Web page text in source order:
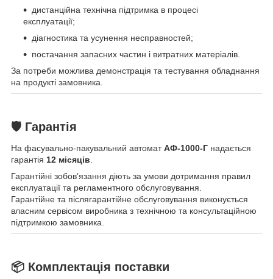
дистанційна технічна підтримка в процесі
експлуатації;
діагностика та усунення несправностей;
постачання запасних частин і витратних матеріалів.
За потреби можлива демонстрація та тестування обладнання
на продукті замовника.
🛡 Гарантія
На фасувально-пакувальний автоматАФ-1000-Г надається
гарантія 12 місяців.
Гарантійні зобов’язання діють за умови дотримання правил
експлуатації та регламентного обслуговування.
Гарантійне та післягарантійне обслуговування виконується
власним сервісом виробника з технічною та консультаційною
підтримкою замовника.
📦 Комплектація поставки